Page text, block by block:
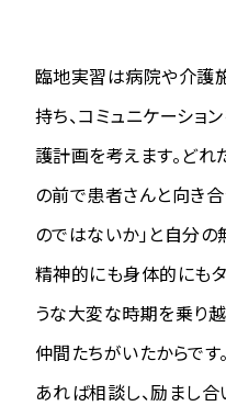
臨地実習は病院や介護
持ち、コミュニケーショ
護計画を考えます。ど
の前で患者さんと向き合
のではないか」と自分の
精神的にも身体的にも
うな大変な時期を乗り
仲間たちがいたからです
あれば相談し、励まし